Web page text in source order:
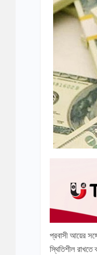
প্রবাসী আয়ের
স্থিতিশীল রাখতে